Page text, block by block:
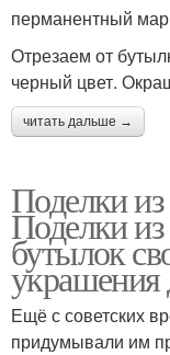
перманентный
Отрезаем от
черный цвет.
читать дальше →
Поделки
Поделки
бутылок
украшения
Ещё с советских
придумывали им